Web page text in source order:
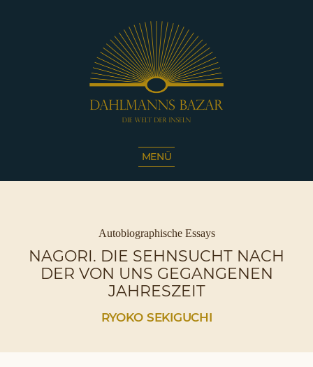
Die
Inseln
|
Café
Sassnitz
MENÜ
Kategorien
Autobiographische Essays
NAGORI. DIE SEHNSUCHT NACH
DER VON UNS GEGANGENEN
JAHRESZEIT
RYOKO SEKIGUCHI